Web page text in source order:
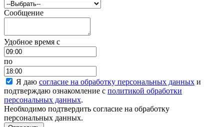
Сообщение
Удобное время c
по
Я даю согласие на обработку персональных данных и
подтверждаю ознакомление с политикой обработки
персональных данных.
Необходимо подтвердить согласие на обработку
персональных данных.